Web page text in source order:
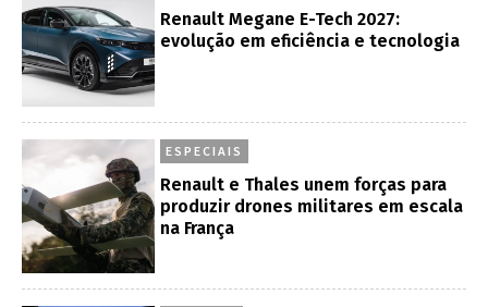
Renault Megane E-Tech 2027:
evolução em eficiência e tecnologia
ESPECIAIS
Renault e Thales unem forças para
produzir drones militares em escala
na França